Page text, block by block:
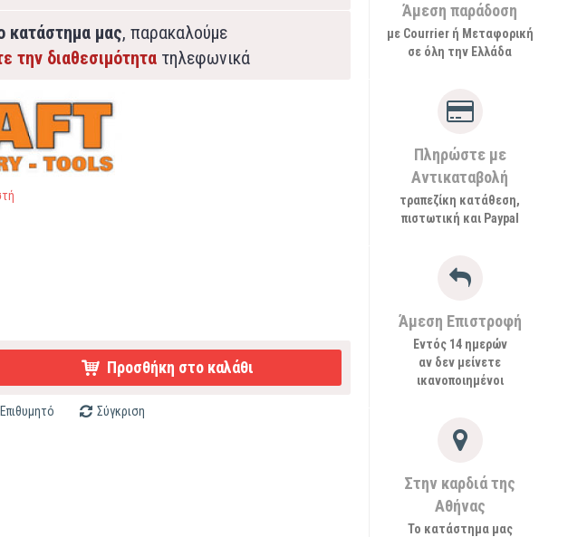
Άμεση παράδοση
με Courrier ή Μεταφορική
σε όλη την Ελλάδα
Πληρώστε με
Αντικαταβολή
τραπεζίκη κατάθεση,
πιστωτική και Paypal
Άμεση Επιστροφή
Εντός 14 ημερών
αν δεν μείνετε
ικανοποιημένοι
Στην καρδιά της
Αθήνας
Το κατάστημα μας
κατάστημα μας, παρακαλούμε
την διαθεσιμότητατηλεφωνικά
Προσθήκη στο καλάθι
Επιθυμητό Σύγκριση